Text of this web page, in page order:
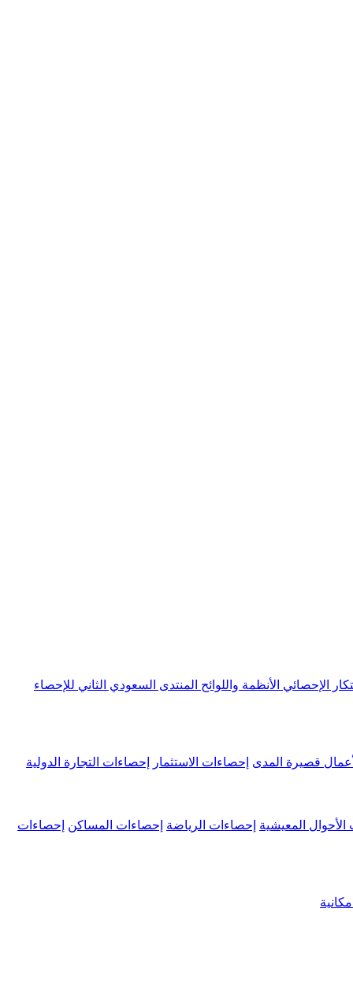
الإحصائي الأنظمة واللوائح المنتدى السعودي الثاني للإحصاء
قصيرة المدى إحصاءات الاستثمار إحصاءات التجارة الدولية
الأحوال المعيشية إحصاءات الرياضة إحصاءات المساكن إحصاءات